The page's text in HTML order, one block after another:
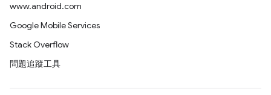
www.android.com
Google Mobile Services
Stack Overflow
問題追蹤工具